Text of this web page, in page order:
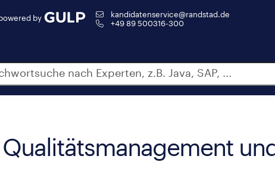
by
kandidatenservice@randstad.de
+49 89 500316-300
Qualitätsmanagement